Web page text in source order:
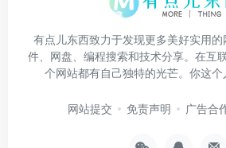
有点儿东西致力于发现更多美好实用
件、网盘、编程搜索和技术分享。在互
个网站都有自己独特的光芒。你这个
网站提交 免责声明 广告合